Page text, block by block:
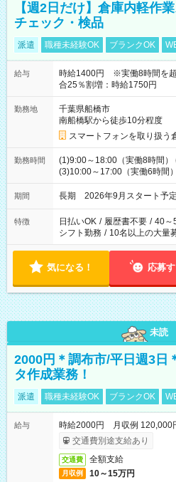
【週2日だけ】倉庫内軽作
チェック・検品
派遣 職種未経験OK ブランクOK
給与
時給1400円 ※実働8時間を超
合25％割増：時給1750円
勤務地
千葉県船橋市
南船橋駅から徒歩10分程度
スマートフォンを取り扱う
勤務時間
(1)9:00～18:00（実働8時間）
(3)10:00～17:00（実働6時
期間 長期 2026年9月スタート予定
特徴 日払いOK / 履歴書不要 / 40～
シフト勤務 / 10名以上の大量
気になる！ 応募
未読
2000円＊調布市/平日週3日
タ作成業務！
派遣 職種未経験OK ブランクOK
給与
時給2000円 月収例 120,000
交通費別途支給あり
交通費 全額支給
月収例 10～15万円